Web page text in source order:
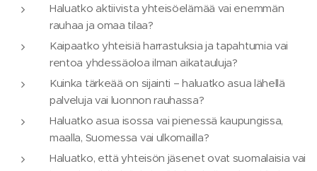
Haluatko aktiivista yhteisöelämää vai enemmän
rauhaa ja omaa tilaa?
Kaipaatko yhteisiä harrastuksia ja tapahtumia vai
rentoa yhdessäoloa ilman aikatauluja?
Kuinka tärkeää on sijainti – haluatko asua lähellä
palveluja vai luonnon rauhassa?
Haluatko asua isossa vai pienessä kaupungissa,
maalla, Suomessa vai ulkomailla?
Haluatko, että yhteisön jäsenet ovat suomalaisia vai